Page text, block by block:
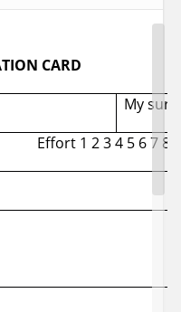
аспект
изученных ранее
умений говорения,
умения;
с извлечением
CARD
My
Effort 1 2 3 4 56 7 8